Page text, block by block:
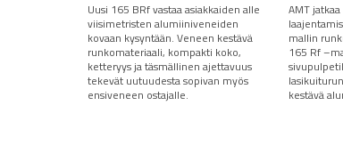
Uusi 165 BRf vastaa asiakkaiden alle
viisimetristen alumiiniveneiden
kovaan kysyntään. Veneen kestävä
runkomateriaali, kompakti koko,
ketteryys ja täsmällinen ajettavuus
tekevät uutuudesta sopivan myös
ensiveneen ostajalle.
AMT
mallin
165 Rf
kestävä